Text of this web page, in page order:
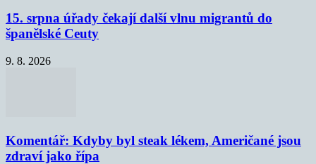
15. srpna úřady čekají další vlnu migrantů do
španělské Ceuty
9. 8. 2026
Komentář: Kdyby byl steak lékem, Američané jsou
zdraví jako řípa